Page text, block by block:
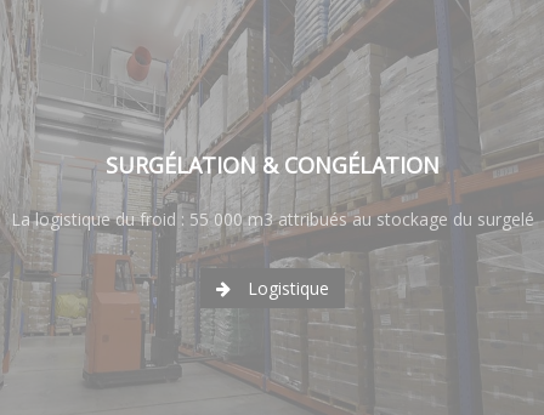
SURGÉLATION & CONGÉLATION
La logistique du froid : 55 000 m3 attribués au stockage du surgelé
Logistique